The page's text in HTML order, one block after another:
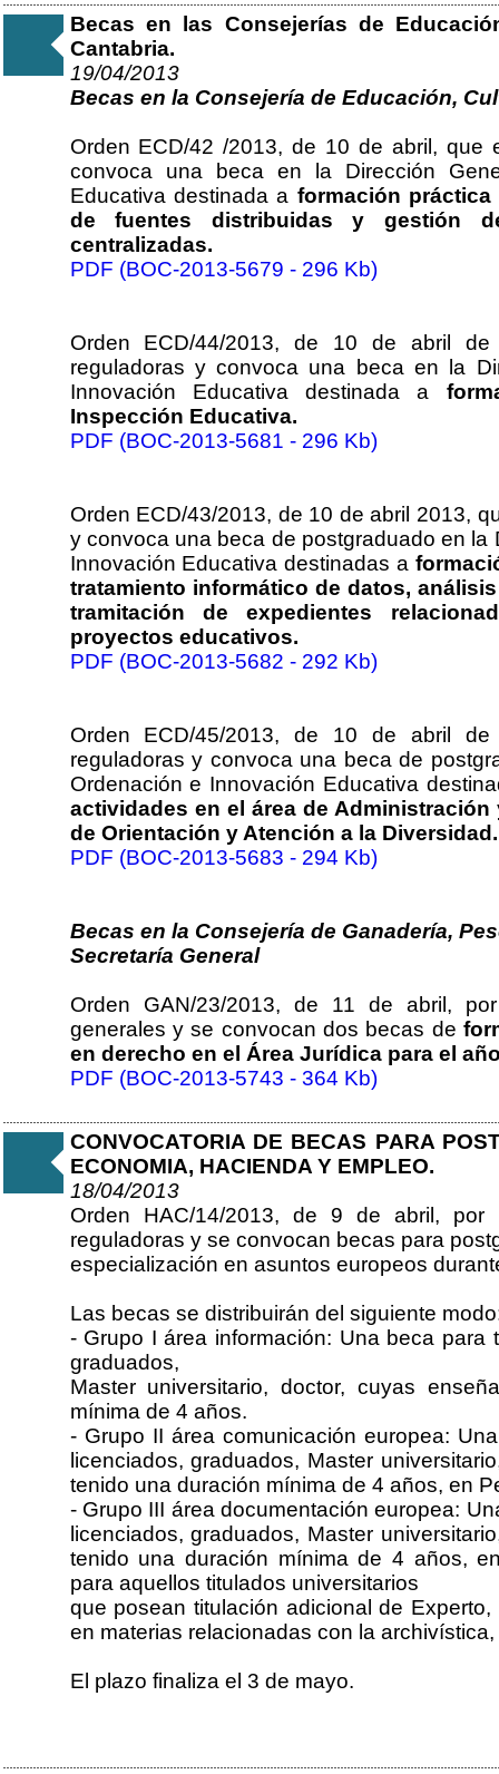
Becas en las Consejerías de
Cantabria.
19/04/2013
Becas en la Consejería de Educación,
Orden ECD/42 /2013, de 10 de abril, que
convoca una beca en la Dirección
Educativa destinada a formación
de fuentes distribuidas y gestión
centralizadas.
PDF (BOC-2013-5679 - 296 Kb)
Orden ECD/44/2013, de 10 de abril
reguladoras y convoca una beca en la
Innovación Educativa destinada a
Inspección Educativa.
PDF (BOC-2013-5681 - 296 Kb)
Orden ECD/43/2013, de 10 de abril 2013,
y convoca una beca de postgraduado en la
Innovación Educativa destinadas a
tratamiento informático de datos,
tramitación de expedientes
proyectos educativos.
PDF (BOC-2013-5682 - 292 Kb)
Orden ECD/45/2013, de 10 de abril
reguladoras y convoca una beca de
Ordenación e Innovación Educativa
actividades en el área de
de Orientación y Atención a la Diversidad.
PDF (BOC-2013-5683 - 294 Kb)
Becas en la Consejería de Ganadería,
Secretaría General
Orden GAN/23/2013, de 11 de abril,
generales y se convocan dos becas de
en derecho en el Área Jurídica para el
PDF (BOC-2013-5743 - 364 Kb)
CONVOCATORIA DE BECAS PARA
ECONOMIA, HACIENDA Y EMPLEO.
18/04/2013
Orden HAC/14/2013, de 9 de abril,
reguladoras y se convocan becas para
especialización en asuntos europeos
Las becas se distribuirán del siguiente
- Grupo I área información: Una beca para
graduados,
Master universitario, doctor, cuyas
mínima de 4 años.
- Grupo II área comunicación europea:
licenciados, graduados, Master
tenido una duración mínima de 4 años, en
- Grupo III área documentación europea:
licenciados, graduados, Master
tenido una duración mínima de 4 años,
para aquellos titulados universitarios
que posean titulación adicional de
en materias relacionadas con la
El plazo finaliza el 3 de mayo.